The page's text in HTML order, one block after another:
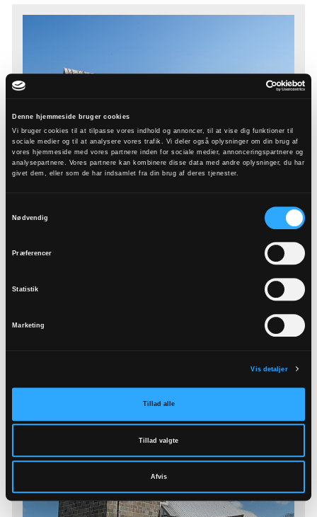
Denne hjemmeside bruger cookies
Vi bruger cookies til at tilpasse vores indhold og annoncer, til at vise dig funktioner til
sociale medier og til at analysere vores trafik. Vi deler også oplysninger om din brug af
vores hjemmeside med vores partnere inden for sociale medier, annonceringspartnere og
analysepartnere. Vores partnere kan kombinere disse data med andre oplysninger, du har
givet dem, eller som de har indsamlet fra din brug af deres tjenester.
Nødvendig
Præferencer
Statistik
Marketing
Vis detaljer
Tillad alle
Tillad valgte
Afvis
Strandvænget 41 Jørsby